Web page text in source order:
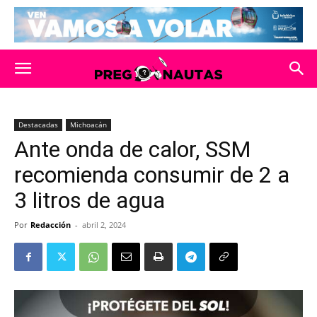
Destacadas Michoacán
Ante onda de calor, SSM
recomienda consumir de 2 a
3 litros de agua
Por Redacción - abril 2, 2024